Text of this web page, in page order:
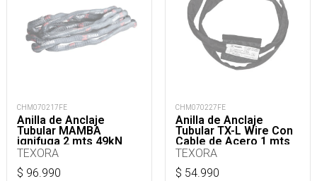
CHM070217FE
Anilla de Anclaje
Tubular MAMBA
ignifuga 2 mts 49kN
TEXORA
$ 96.990
CHM070227FE
Anilla de Anclaje
Tubular TX-L Wire Con
Cable de Acero 1 mts
50kN
TEXORA
$ 54.990